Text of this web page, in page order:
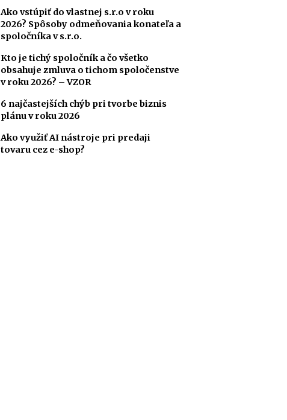
Ako vstúpiť do vlastnej s.r.o v roku
2026? Spôsoby odmeňovania konateľa a
spoločníka v s.r.o.
Kto je tichý spoločník a čo všetko
obsahuje zmluva o tichom spoločenstve
v roku 2026? – VZOR
6 najčastejších chýb pri tvorbe biznis
plánu v roku 2026
Ako využiť AI nástroje pri predaji
tovaru cez e-shop?